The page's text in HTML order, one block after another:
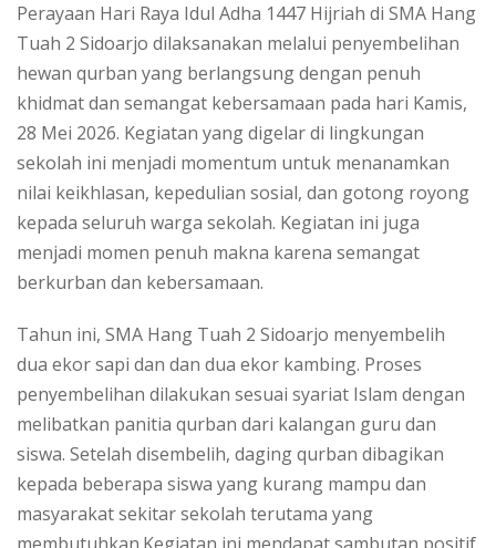
Perayaan Hari Raya Idul Adha 1447 Hijriah di SMA Hang
Tuah 2 Sidoarjo dilaksanakan melalui penyembelihan
hewan qurban yang berlangsung dengan penuh
khidmat dan semangat kebersamaan pada hari Kamis,
28 Mei 2026. Kegiatan yang digelar di lingkungan
sekolah ini menjadi momentum untuk menanamkan
nilai keikhlasan, kepedulian sosial, dan gotong royong
kepada seluruh warga sekolah. Kegiatan ini juga
menjadi momen penuh makna karena semangat
berkurban dan kebersamaan.
Tahun ini, SMA Hang Tuah 2 Sidoarjo menyembelih
dua ekor sapi dan dan dua ekor kambing. Proses
penyembelihan dilakukan sesuai syariat Islam dengan
melibatkan panitia qurban dari kalangan guru dan
siswa. Setelah disembelih, daging qurban dibagikan
kepada beberapa siswa yang kurang mampu dan
masyarakat sekitar sekolah terutama yang